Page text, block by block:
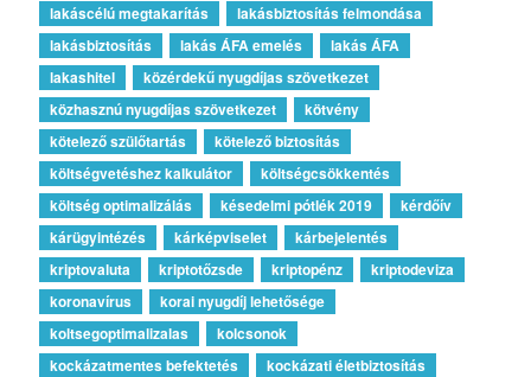
lakáscélú megtakarítás
lakásbiztosítás felmondása
lakásbiztosítás
lakás ÁFA emelés
lakás ÁFA
lakashitel
közérdekű nyugdíjas szövetkezet
közhasznú nyugdíjas szövetkezet
kötvény
kötelező szülőtartás
kötelező biztosítás
költségvetéshez kalkulátor
költségcsökkentés
költség optimalizálás
késedelmi pótlék 2019
kérdőív
kárügyintézés
kárképviselet
kárbejelentés
kriptovaluta
kriptotőzsde kriptopénz
kriptodeviza
koronavírus
korai nyugdíj lehetősége
koltsegoptimalizalas
kolcsonok
kockázatmentes befektetés
kockázati életbiztosítás